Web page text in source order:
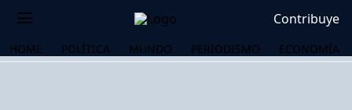
Contribuye
HOME POLÍTICA MUNDO PERIODISMO ECONOMÍA